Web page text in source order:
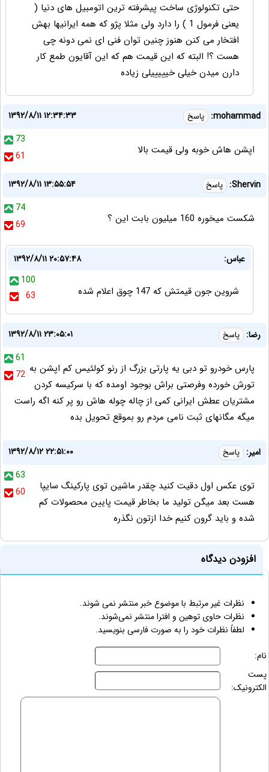
حتی تکنولوژی ساخت پیشرفته ترین اتومبیل های دنیا (
یعنی فرمول 1 ) را دارد ولی مثلا پژو که همه ایرانیها بهش
افتخار می کنن هنوز چنین توان فنی ای نمی دونه چی
هست ؟! البته که این قیمت هم که این آقایون طمع کار
دارن میدن خیلی خیییییلی زیاده
mohammad: پاسخ
۱۳۹۲/۸/۱۱ ۱۲:۳۴:۳۳
73
61
اپشن هاش خوبه ولی قیمت بالا
Shervin: پاسخ
۱۳۹۲/۸/۱۱ ۱۳:۵۵:۵۴
74
69
شکست میخوره 160 میلیون بابت این ؟
عباس:
۱۳۹۲/۸/۱۱ ۲۰:۵۷:۴۸
100
63
شروین جون قیمتش که 147 چوق اعلام شده
رضا: پاسخ
۱۳۹۲/۸/۱۱ ۲۳:۰۵:۰۱
61
72 پارس خودرو تو دبی یه پارتی بزرگ از رنو کولئیس کم اپشن به
تورش خورده وفرصتی براش بوجود اومده که با سرکیسه کردن
مشتریان عطش ایرانی کمی از چاله چوله هاش رو پر کنه اگه راست
میگه مگانهای ثبت نامی مردم رو بموقع تحویل بده
امير: پاسخ
۱۳۹۲/۸/۱۲ ۲۲:۵۱:۰۰
63
60
توی عکس اول دقیت کنید چقدر ماشین توی پارکینگ سایپا
هست بعد میگن تولید ما بخاطر قیمت پایین محصولات کم
شده و باید گرون کنیم خدا ازتون نگذره
افزودن دیدگاه
نظرات غیر مرتبط با موضوع خبر منتشر نمی شوند.
نظرات حاوی توهین و افترا منتشر نمی‌شوند.
لطفاً نظرات خود را به صورت فارسی بنویسید.
نام:
پست
الکترونیک: